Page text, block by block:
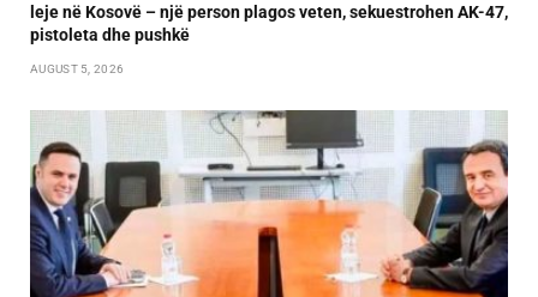
leje në Kosovë – një person plagos veten, sekuestrohen AK-47,
pistoleta dhe pushkë
AUGUST 5, 2026